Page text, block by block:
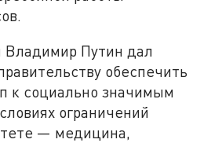
Владимир Путин дал
обеспечить
к социально значимым
ограничений
— медицина,